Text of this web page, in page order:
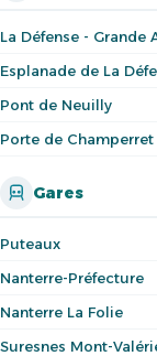
La Défense - Grande
Esplanade de La
Pont de Neuilly
Porte de Champerret
Gares
Puteaux
Nanterre-Préfecture
Nanterre La Folie
Suresnes Mont-